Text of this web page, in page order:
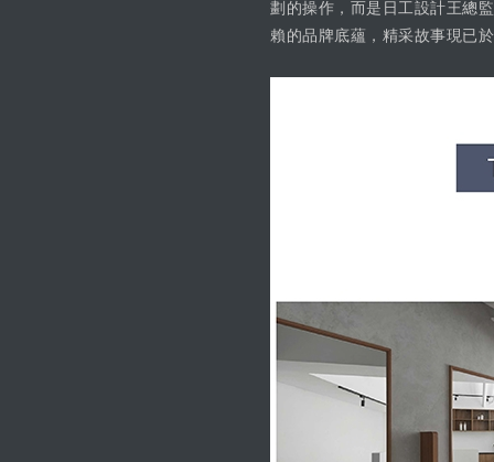
劃的操作，而是日工設計王總
賴的品牌底蘊，精采故事現已